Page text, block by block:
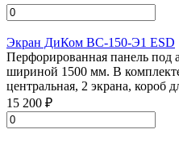
Экран ДиКом ВС-150-Э1 ESD
Перфорированная панель под
шириной 1500 мм. В
центральная, 2 экрана, короб
15 200 ₽